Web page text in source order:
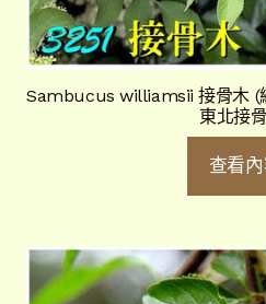
Sambucus williamsii 接骨木 (
東北接
查看